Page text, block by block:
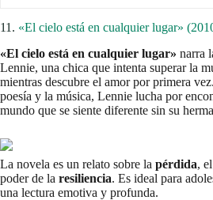
11. «El cielo está en cualquier lugar»
«El cielo está en cualquier lugar» narra
Lennie, una chica que intenta superar la
mientras descubre el amor por primera
poesía y la música, Lennie lucha por
mundo que se siente diferente sin su
La novela es un relato sobre la pérdida, el
poder de la resiliencia. Es ideal para
una lectura emotiva y profunda.